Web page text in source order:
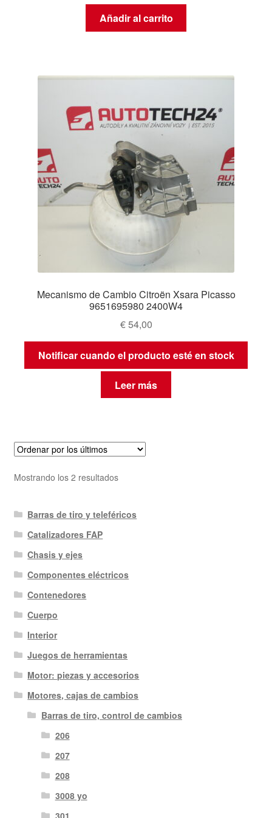
Añadir al carrito
Mecanismo de Cambio Citroën Xsara Picasso
9651695980 2400W4
€54,00
Notificar cuando el producto esté en stock
Leer más
Mostrando los 2 resultadosOrdenado
últimos
Barras de tiro y teleféricos
Catalizadores FAP
Chasis y ejes
Componentes eléctricos
Contenedores
Cuerpo
Interior
Juegos de herramientas
Motor: piezas y accesorios
Motores, cajas de cambios
Barras de tiro, control de cambios
206
207
208
3008 yo